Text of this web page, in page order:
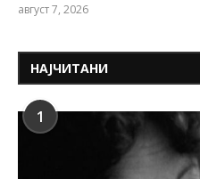
август 7, 2026
НАЈЧИТАНИ
1